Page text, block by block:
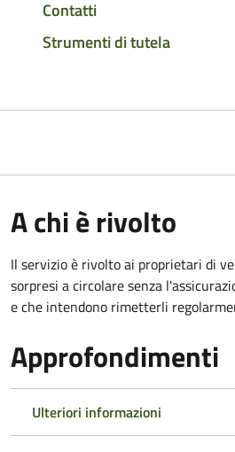
Contatti
Strumenti di tutela
A chi è rivolto
Il servizio è rivolto ai proprietari di
sorpresi a circolare senza
e che intendono rimetterli
Approfondimenti
Ulteriori informazioni